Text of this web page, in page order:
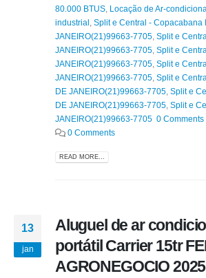
80.000 BTUS Locação de Ar-
industrial Split e Central - Copacabana
JANEIRO(21)99663-7705 Split e
JANEIRO(21)99663-7705 Split e
JANEIRO(21)99663-7705 Split e
JANEIRO(21)99663-7705 Split e
DE JANEIRO(21)99663-7705 Split e
DE JANEIRO(21)99663-7705 Split e
JANEIRO(21)99663-7705 0 Comments
0 Comments
READ MORE...
13
jan
Aluguel de ar
portátil Carrier 15tr
AGRONEGOCIO